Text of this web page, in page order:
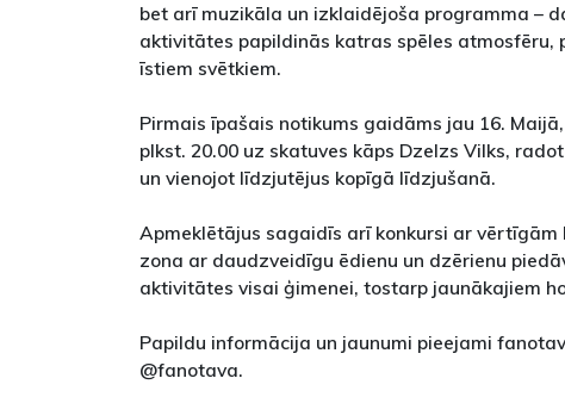
bet arī muzikāla un izklaidējoša programma –
aktivitātes papildinās katras spēles atmosfēru,
īstiem svētkiem.
Pirmais īpašais notikums gaidāms jau 16.
plkst. 20.00 uz skatuves kāps Dzelzs Vilks,
un vienojot līdzjutējus kopīgā līdzjušanā.
Apmeklētājus sagaidīs arī konkursi ar vērtīgām
zona ar daudzveidīgu ēdienu un dzērienu
aktivitātes visai ģimenei, tostarp jaunākajiem
Papildu informācija un jaunumi pieejami
@fanotava.